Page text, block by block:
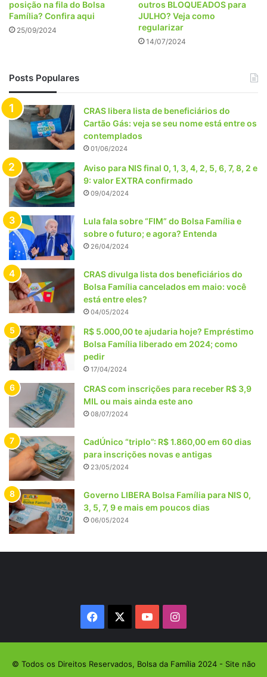
posição na fila do Bolsa
Família? Confira aqui
25/09/2024
outros BLOQUEADOS para
JULHO? Veja como
regularizar
14/07/2024
Posts Populares
CRAS libera lista de beneficiários do
Cartão Gás: veja se seu nome está entre os
contemplados
01/06/2024
Aviso para NIS final 0, 1, 3, 4, 2, 5, 6, 7, 8, 2 e
9: valor EXTRA confirmado
09/04/2024
Lula fala sobre “FIM” do Bolsa Família e
sobre o futuro; e agora? Entenda
26/04/2024
CRAS divulga lista dos beneficiários do
Bolsa Família cancelados em maio: você
está entre eles?
04/05/2024
R$ 5.000,00 te ajudaria hoje? Empréstimo
Bolsa Família liberado em 2024; como
pedir
17/04/2024
CRAS com inscrições para receber R$ 3,9
MIL ou mais ainda este ano
08/07/2024
CadÚnico “triplo”: R$ 1.860,00 em 60 dias
para inscrições novas e antigas
23/05/2024
Governo LIBERA Bolsa Família para NIS 0,
3, 5, 7, 9 e mais em poucos dias
06/05/2024
Facebook YouTubeInstagram
© Todos os Direitos Reservados, Bolsa da Família 2024 - Site não